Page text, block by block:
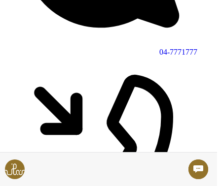
04-7771777